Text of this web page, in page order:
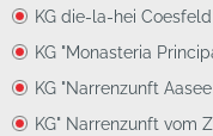
KG die-la-hei Coesfeld
KG "Monasteria
KG "Narrenzunft
KG" Narrenzunft vom